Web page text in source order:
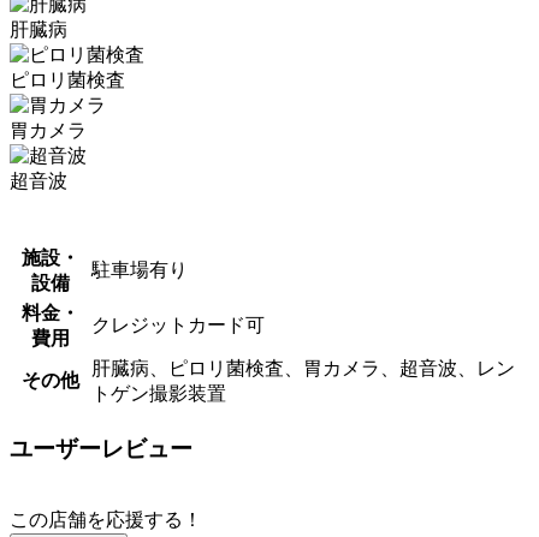
肝臓病
ピロリ菌検査
胃カメラ
超音波
施設・
設備
駐車場有り
料金・
費用
クレジットカード可
その他
肝臓病、ピロリ菌検査、胃カメラ、超音波、レン
トゲン撮影装置
ユーザーレビュー
この店舗を応援する！